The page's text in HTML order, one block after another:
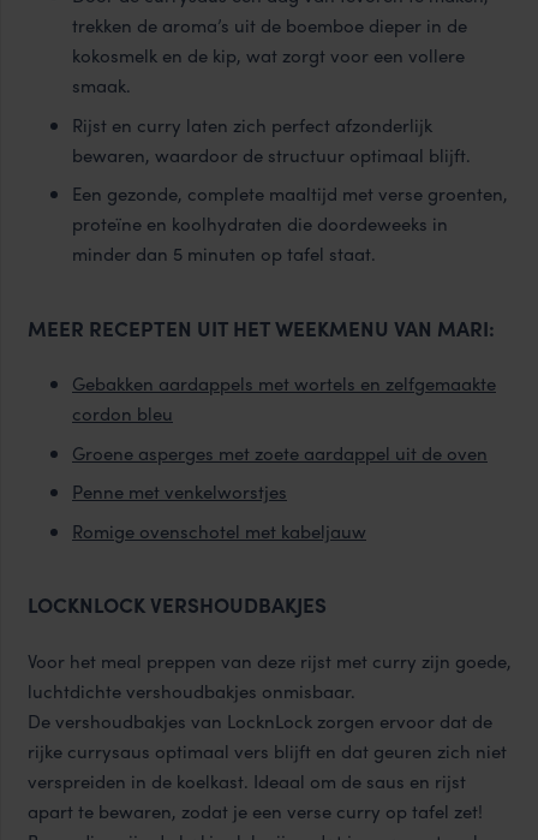
trekken de aroma’s uit de boemboe dieper in de
kokosmelk en de kip, wat zorgt voor een vollere
smaak.
Rijst en curry laten zich perfect afzonderlijk
bewaren, waardoor de structuur optimaal blijft.
Een gezonde, complete maaltijd met verse groenten,
proteïne en koolhydraten die doordeweeks in
minder dan 5 minuten op tafel staat.
MEER RECEPTEN UIT HET WEEKMENU VAN MARI:
Gebakken aardappels met wortels en zelfgemaakte
cordon bleu
Groene asperges met zoete aardappel uit de oven
Penne met venkelworstjes
Romige ovenschotel met kabeljauw
LOCKNLOCK VERSHOUDBAKJES
Voor het meal preppen van deze rijst met curry zijn goede,
luchtdichte vershoudbakjes onmisbaar.
Devershoudbakjes van LocknLockzorgen ervoor dat de
rijke currysaus optimaal vers blijft en dat geuren zich niet
verspreiden in de koelkast. Ideaal om de saus en rijst
apart te bewaren, zodat je een verse curry op tafel zet!